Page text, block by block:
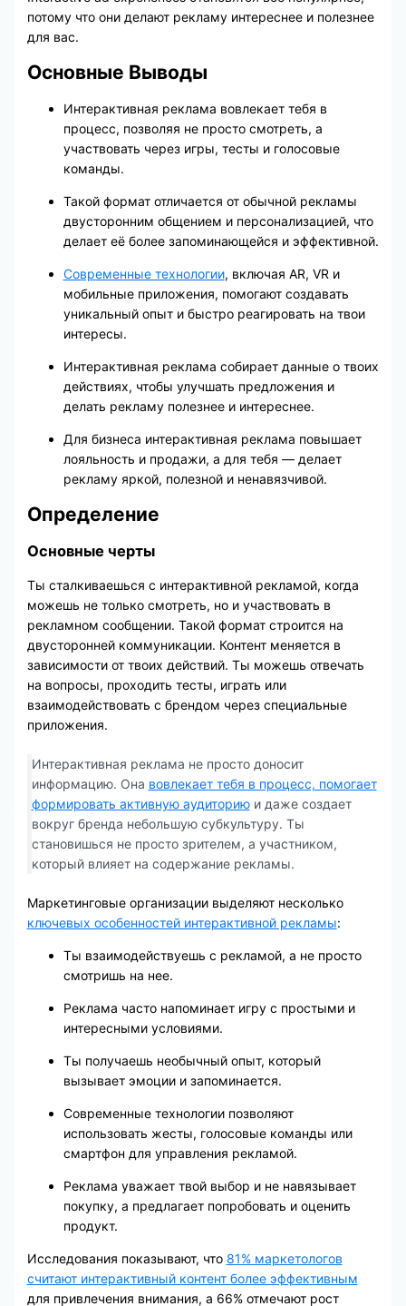
потому что они делают рекламу интереснее и полезнее
для вас.
Основные Выводы
Интерактивная реклама вовлекает тебя в
процесс, позволяя не просто смотреть, а
участвовать через игры, тесты и голосовые
команды.
Такой формат отличается от обычной рекламы
двусторонним общением и персонализацией, что
делает её более запоминающейся и эффективной.
Современные технологии, включая AR, VR и
мобильные приложения, помогают создавать
уникальный опыт и быстро реагировать на твои
интересы.
Интерактивная реклама собирает данные о твоих
действиях, чтобы улучшать предложения и
делать рекламу полезнее и интереснее.
Для бизнеса интерактивная реклама повышает
лояльность и продажи, а для тебя — делает
рекламу яркой, полезной и ненавязчивой.
Определение
Основные черты
Ты сталкиваешься с интерактивной рекламой, когда
можешь не только смотреть, но и участвовать в
рекламном сообщении. Такой формат строится на
двусторонней коммуникации. Контент меняется в
зависимости от твоих действий. Ты можешь отвечать
на вопросы, проходить тесты, играть или
взаимодействовать с брендом через специальные
приложения.
Интерактивная реклама не просто доносит
информацию. Она вовлекает тебя в процесс, помогает
формировать активную аудиториюи даже создает
вокруг бренда небольшую субкультуру. Ты
становишься не просто зрителем, а участником,
который влияет на содержание рекламы.
Маркетинговые организации выделяют несколько
ключевых особенностей интерактивной рекламы:
Ты взаимодействуешь с рекламой, а не просто
смотришь на нее.
Реклама часто напоминает игру с простыми и
интересными условиями.
Ты получаешь необычный опыт, который
вызывает эмоции и запоминается.
Современные технологии позволяют
использовать жесты, голосовые команды или
смартфон для управления рекламой.
Реклама уважает твой выбор и не навязывает
покупку, а предлагает попробовать и оценить
продукт.
Исследования показывают, что 81% маркетологов
считают интерактивный контент более эффективным
для привлечения внимания, а 66% отмечают рост